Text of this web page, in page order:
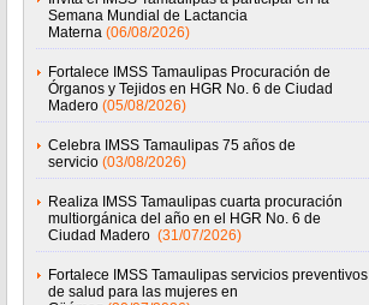
Semana Mundial de Lactancia
Materna (06/08/2026)
Fortalece IMSS Tamaulipas Procuración de
Órganos y Tejidos en HGR No. 6 de Ciudad
Madero (05/08/2026)
Celebra IMSS Tamaulipas 75 años de
servicio (03/08/2026)
Realiza IMSS Tamaulipas cuarta procuración
multiorgánica del año en el HGR No. 6 de
Ciudad Madero (31/07/2026)
Fortalece IMSS Tamaulipas servicios preventivos
de salud para las mujeres en